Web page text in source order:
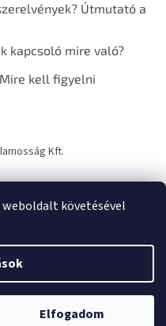
weboldalt követésével
Elfogadom
Útmutató a
kapcsoló mire való?
kell figyelni
Kft.
. Minden jog fenntartva.Süti